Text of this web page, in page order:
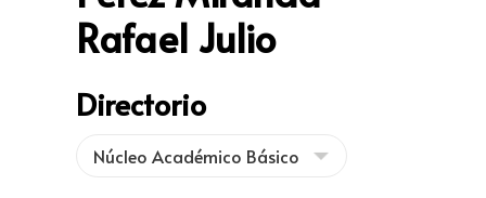
Rafael Julio
Directorio